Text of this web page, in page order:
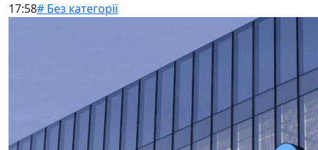
17:58# Без категорії